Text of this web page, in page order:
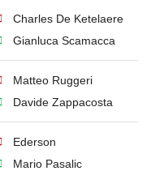
Charles De Ketelaere
Gianluca Scamacca
Matteo Ruggeri
Davide Zappacosta
Ederson
Mario Pasalic